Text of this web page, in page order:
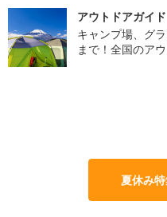
アウトドアガイド
キャンプ場、グ
まで！全国のア
夏休み